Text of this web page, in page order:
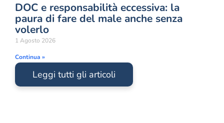
DOC e responsabilità eccessiva: la
paura di fare del male anche senza
volerlo
1 Agosto 2026
Continua »
Leggi tutti gli articoli